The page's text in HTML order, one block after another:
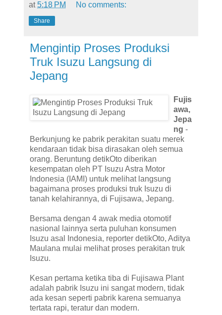
at5:18 PM No comments:
Share
Mengintip Proses Produksi
Truk Isuzu Langsung di
Jepang
Fujis
awa,
Jepa
ng -
Berkunjung ke pabrik perakitan suatu merek
kendaraan tidak bisa dirasakan oleh semua
orang. Beruntung detikOto diberikan
kesempatan oleh PT Isuzu Astra Motor
Indonesia (IAMI) untuk melihat langsung
bagaimana proses produksi truk Isuzu di
tanah kelahirannya, di Fujisawa, Jepang.
Bersama dengan 4 awak media otomotif
nasional lainnya serta puluhan konsumen
Isuzu asal Indonesia, reporter detikOto, Aditya
Maulana mulai melihat proses perakitan truk
Isuzu.
Kesan pertama ketika tiba di Fujisawa Plant
adalah pabrik Isuzu ini sangat modern, tidak
ada kesan seperti pabrik karena semuanya
tertata rapi, teratur dan modern.